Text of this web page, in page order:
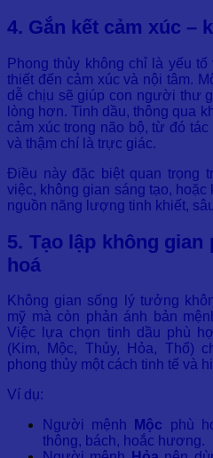
4. Gắn kết cảm xúc –
Phong thủy không chỉ là yếu
thiết đến cảm xúc và nội tâm.
dễ chịu sẽ giúp con người thư
lòng hơn. Tinh dầu, thông qua
cảm xúc trong não bộ, từ đó
và thậm chí là trực giác.
Điều này đặc biệt quan trọng
việc, không gian sáng tạo,
nguồn năng lượng tinh khiết,
5. Tạo lập không gian
hoá
Không gian sống lý tưởng
mỹ mà còn phản ánh bản
Việc lựa chọn tinh dầu phù
(Kim, Mộc, Thủy, Hỏa, Thổ)
phong thủy một cách tinh tế và
Ví dụ:
Người mệnh
Mộc phù
thông, bách, hoắc hương.